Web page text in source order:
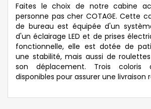
Faites le choix de notre cabine
personne pas cher COTAGE. Cette
de bureau est équipée d'un
d'un éclairage LED et de prises
fonctionnelle, elle est dotée de
une stabilité, mais aussi de
son déplacement. Trois coloris
disponibles pour assurer une livraison